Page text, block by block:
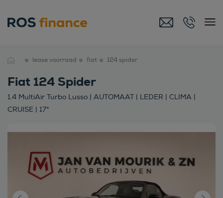
lease voorraad fiat 124 spider
Fiat 124 Spider
1.4 MultiAir Turbo Lusso | AUTOMAAT | LEDER | CLIMA |
CRUISE | 17"